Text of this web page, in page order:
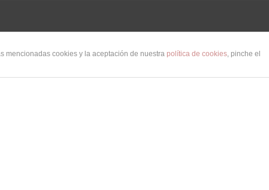
mencionadas cookies y la aceptación de nuestra política de cookies, pinche el